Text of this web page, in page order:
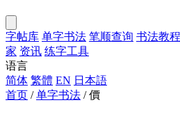
字帖库 单字书法 笔顺查询 书法教程
家 资讯 练字工具
语言
简体 繁體 EN 日本語
首页 / 单字书法 / 價